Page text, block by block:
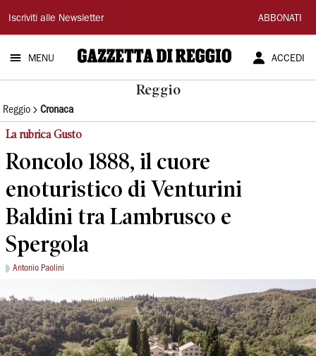
Gazzetta
di
Reggio
Iscriviti alle Newsletter ABBONATI
MENU ACCEDI
Reggio
Reggio Cronaca
La rubrica Gusto
Roncolo 1888, il cuore
enoturistico di Venturini
Baldini tra Lambrusco e
Spergola
Antonio Paolini